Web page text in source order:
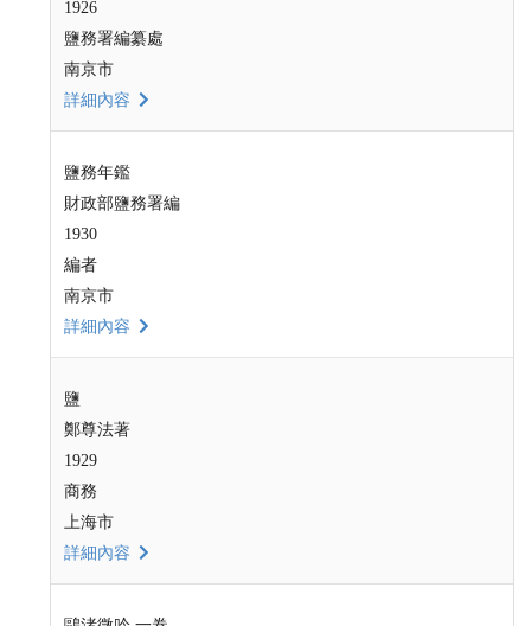
1926
鹽務署編纂處
南京市
詳細內容
鹽務年鑑
財政部鹽務署編
1930
編者
南京市
詳細內容
鹽
鄭尊法著
1929
商務
上海市
詳細內容